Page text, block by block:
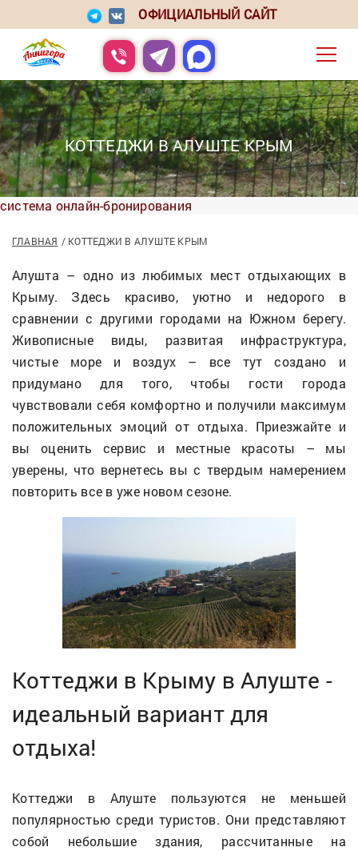
ОФИЦИАЛЬНЫЙ САЙТ
КОТТЕДЖИ В АЛУШТЕ КРЫМ
система онлайн-бронирования
ГЛАВНАЯ КОТТЕДЖИ В АЛУШТЕ КРЫМ
Алушта – одно из любимых мест отдыхающих в
Крыму. Здесь красиво, уютно и недорого в
сравнении с другими городами на Южном берегу.
Живописные виды, развитая инфраструктура,
чистые море и воздух – все тут создано и
придумано для того, чтобы гости города
чувствовали себя комфортно и получили максимум
положительных эмоций от отдыха. Приезжайте и
вы оценить сервис и местные красоты – мы
уверены, что вернетесь вы с твердым намерением
повторить все в уже новом сезоне.
Коттеджи в Крыму в Алуште -
идеальный вариант для
отдыха!
Коттеджи в Алуште пользуются не меньшей
популярностью среди туристов. Они представляют
собой небольшие здания, рассчитанные на